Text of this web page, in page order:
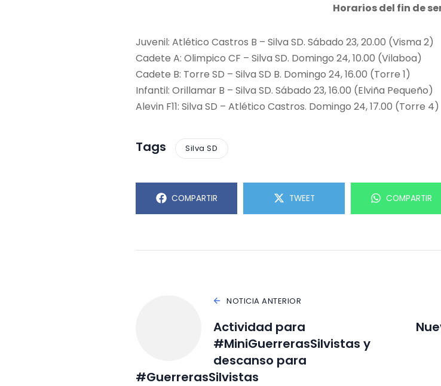
Horarios del fin de
Juvenil: Atlético Castros B – Silva SD. Sábado 23, 20.00 (Visma 2)
Cadete A: Olimpico CF – Silva SD. Domingo 24, 10.00 (Vilaboa)
Cadete B: Torre SD – Silva SD B. Domingo 24, 16.00 (Torre 1)
Infantil: Orillamar B – Silva SD. Sábado 23, 16.00 (Elviña Pequeño)
Alevin F11: Silva SD – Atlético Castros. Domingo 24, 17.00 (Torre 4)
Tags Silva SD
COMPARTIR TWEET COMPARTIR
NOTICIA ANTERIOR
Actividad para
#MiniGuerrerasSilvistas y
descanso para
#GuerrerasSilvistas